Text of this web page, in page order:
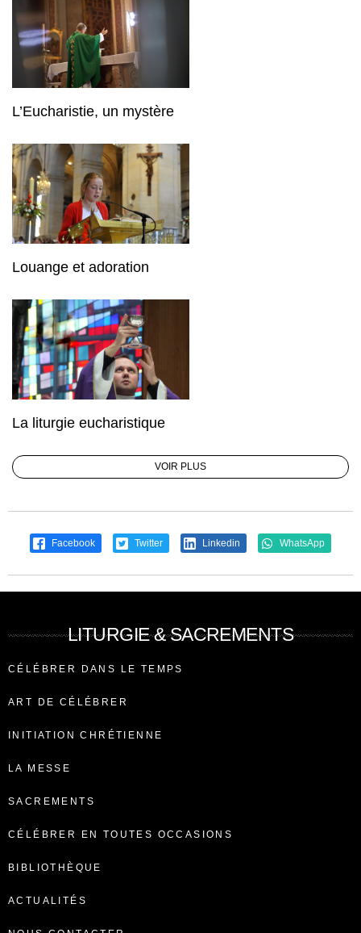
L’Eucharistie, un mystère
Louange et adoration
La liturgie eucharistique
VOIR PLUS
Facebook Twitter Linkedin WhatsApp
LITURGIE & SACREMENTS
CÉLÉBRER DANS LE TEMPS
ART DE CÉLÉBRER
INITIATION CHRÉTIENNE
LA MESSE
SACREMENTS
CÉLÉBRER EN TOUTES OCCASIONS
BIBLIOTHÈQUE
ACTUALITÉS